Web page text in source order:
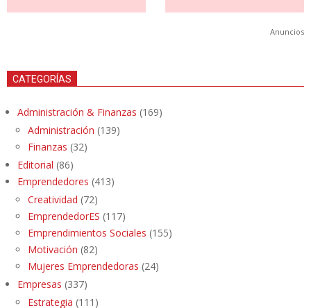
Anuncios
CATEGORÍAS
Administración & Finanzas (169)
Administración (139)
Finanzas (32)
Editorial (86)
Emprendedores (413)
Creatividad (72)
EmprendedorES (117)
Emprendimientos Sociales (155)
Motivación (82)
Mujeres Emprendedoras (24)
Empresas (337)
Estrategia (111)